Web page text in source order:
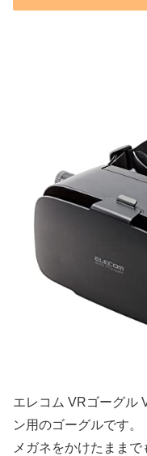
エレコム VRゴーグル
ン用のゴーグルです。
メガネをかけたまま